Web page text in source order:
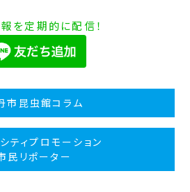
を定期的に配信！
市昆虫館コラム
ティプロモーション
民リポーター